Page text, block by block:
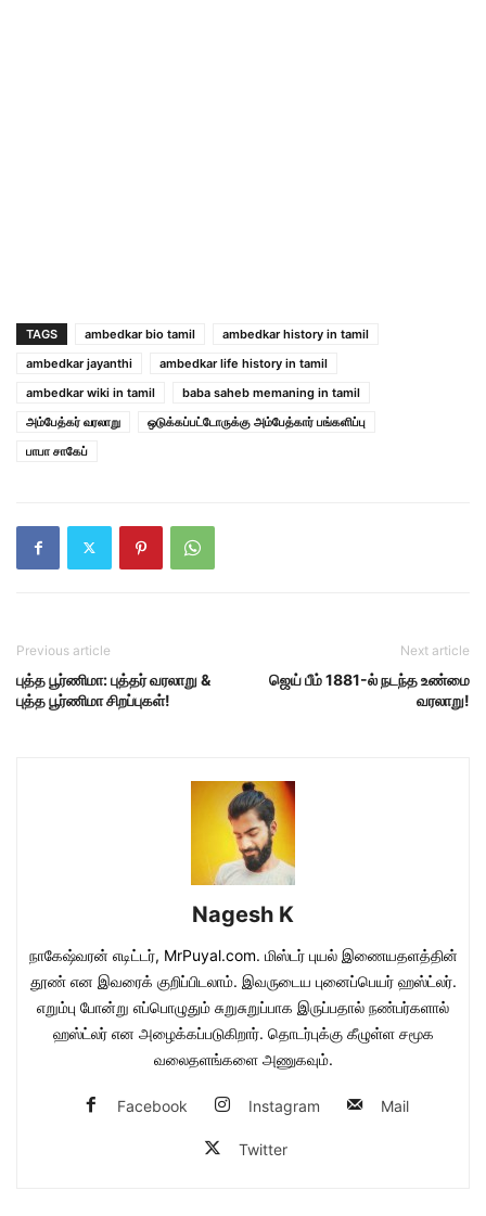
TAGS ambedkar bio tamil
ambedkar history in tamil
ambedkar jayanthi
ambedkar life history in tamil
ambedkar wiki in tamil
baba saheb memaning in tamil
அம்பேத்கர் வரலாறு
ஒடுக்கப்பட்டோருக்கு அம்பேத்கார் பங்களிப்பு
பாபா சாகேப்
Previous article
புத்த பூர்ணிமா: புத்தர் வரலாறு &
புத்த பூர்ணிமா சிறப்புகள்!
Next article
ஜெய் பீம் 1881-ல் நடந்த உண்மை
வரலாறு!
Nagesh K
நாகேஷ்வரன் எடிட்டர், MrPuyal.com. மிஸ்டர் புயல் இணையதளத்தின்
தூண் என இவரைக் குறிப்பிடலாம். இவருடைய புனைப்பெயர் ஹஸ்ட்லர்.
எறும்பு போன்று எப்பொழுதும் சுறுசுறுப்பாக இருப்பதால் நண்பர்களால்
ஹஸ்ட்லர் என அழைக்கப்படுகிறார். தொடர்புக்கு கீழுள்ள சமூக
வலைதளங்களை அணுகவும்.
Facebook Instagram Mail
Twitter